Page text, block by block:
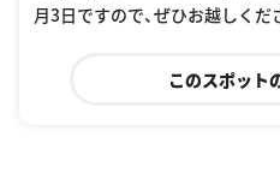
月3日ですので、ぜひお越しくだ
このスポット